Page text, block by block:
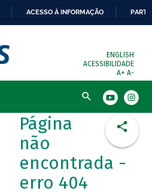
ACESSO À INFORMAÇÃO
ENGLISH
ACESSIBILIDADE
A+ A-
Busca
Página
não
encontrada -
erro 404